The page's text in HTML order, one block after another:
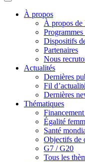
À propos
À propos de
Programmes
Dispositifs
Partenaires
Nous
Actualités
Dernières
Fil
Dernières
Thématiques
Égalité
Santé
Objectifs de
G7 / G20
Tous les